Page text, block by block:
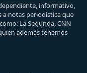
informativo,
a notas periodística que
La Segunda, CNN
además tenemos